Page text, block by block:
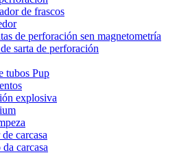
de frascos
de perforación sen magnetometría
sarta de perforación
tubos Pup
explosiva
carcasa
carcasa